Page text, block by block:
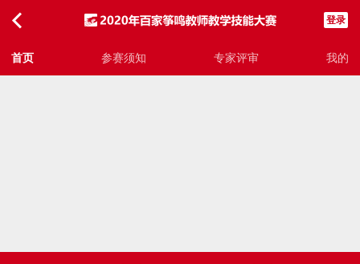
登录
首页 参赛须知 专家评审 我的